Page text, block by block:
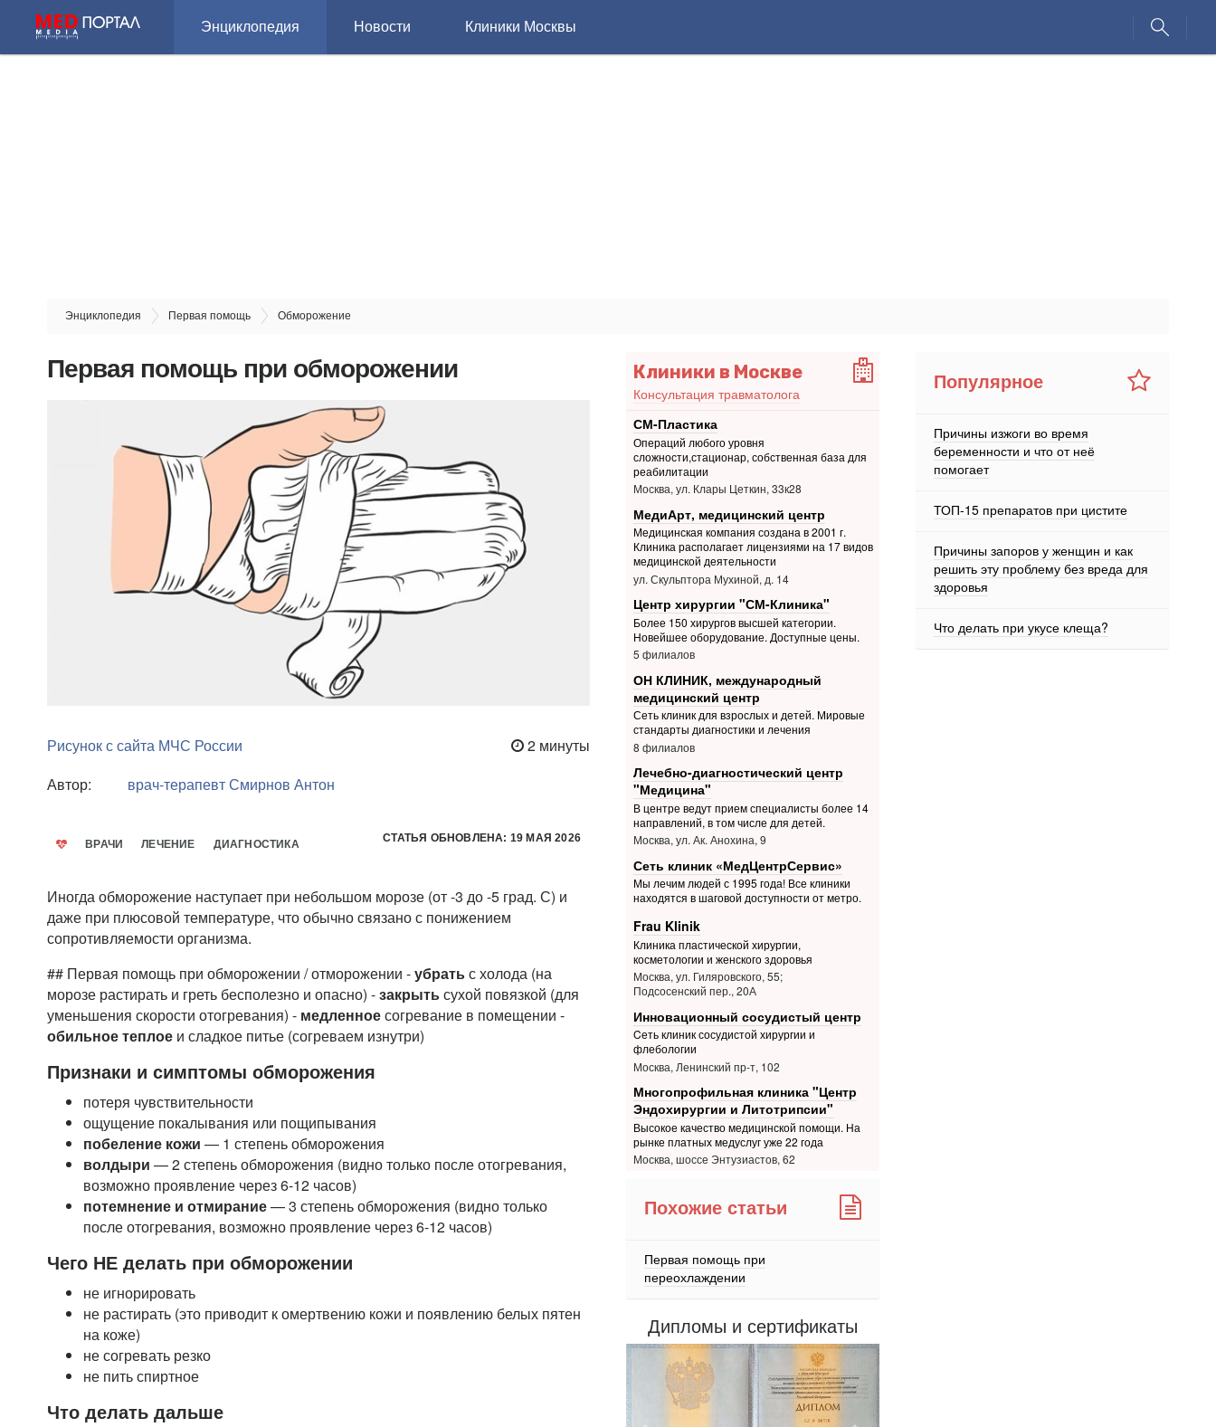
Энциклопедия Новости Клиники Москвы
Энциклопедия Первая помощь Обморожение
Первая помощь при обморожении
Рисунок с сайта МЧС России
2 минуты
Автор:
врач-терапевтСмирнов Антон
ВРАЧИ ЛЕЧЕНИЕ ДИАГНОСТИКА СТАТЬЯ ОБНОВЛЕНА: 19 МАЯ 2026
Иногда обморожение наступает при небольшом морозе (от -3 до -5 град. С) и
даже при плюсовой температуре, что обычно связано с понижением
сопротивляемости организма.
## Первая помощь при обморожении / отморожении -убратьс холода (на
морозе растирать и греть бесполезно и опасно) -закрытьсухой повязкой (для
уменьшения скорости отогревания) - медленноесогревание в помещении -
обильное теплое и сладкое питье (согреваем изнутри)
Признаки и симптомы обморожения
потеря чувствительности
ощущение покалывания или пощипывания
побеление кожи — 1 степень обморожения
волдыри — 2 степень обморожения (видно только после отогревания,
возможно проявление через 6-12 часов)
потемнение и отмирание— 3 степень обморожения (видно только
после отогревания, возможно проявление через 6-12 часов)
Чего НЕ делать при обморожении
не игнорировать
не растирать (это приводит к омертвению кожи и появлению белых пятен
на коже)
не согревать резко
не пить спиртное
Что делать дальше
Клиники в Москве
Консультация травматолога
СМ-Пластика
Операций любого уровня
сложности,стационар, собственная база для
реабилитации
Москва, ул. Клары Цеткин, 33к28
МедиАрт, медицинский центр
Медицинская компания создана в 2001 г.
Клиника располагает лицензиями на 17 видов
медицинской деятельности
ул. Скульптора Мухиной, д. 14
Центр хирургии "СМ-Клиника"
Более 150 хирургов высшей категории.
Новейшее оборудование. Доступные цены.
5 филиалов
ОН КЛИНИК, международный
медицинский центр
Сеть клиник для взрослых и детей. Мировые
стандарты диагностики и лечения
8 филиалов
Лечебно-диагностический центр
"Медицина"
В центре ведут прием специалисты более 14
направлений, в том числе для детей.
Москва, ул. Ак. Анохина, 9
Сеть клиник «МедЦентрСервис»
Мы лечим людей с 1995 года! Все клиники
находятся в шаговой доступности от метро.
Frau Klinik
Клиника пластической хирургии,
косметологии и женского здоровья
Москва, ул. Гиляровского, 55;
Подсосенский пер., 20А
Инновационный сосудистый центр
Cеть клиник сосудистой хирургии и
флебологии
Москва, Ленинский пр-т, 102
Многопрофильная клиника "Центр
Эндохирургии и Литотрипсии"
Высокое качество медицинской помощи. На
рынке платных медуслуг уже 22 года
Москва, шоссе Энтузиастов, 62
Похожие статьи
Первая помощь при
переохлаждении
Дипломы и сертификаты
Популярное
Причины изжоги во время
беременности и что от неё
помогает
ТОП-15 препаратов при цистите
Причины запоров у женщин и как
решить эту проблему без вреда для
здоровья
Что делать при укусе клеща?